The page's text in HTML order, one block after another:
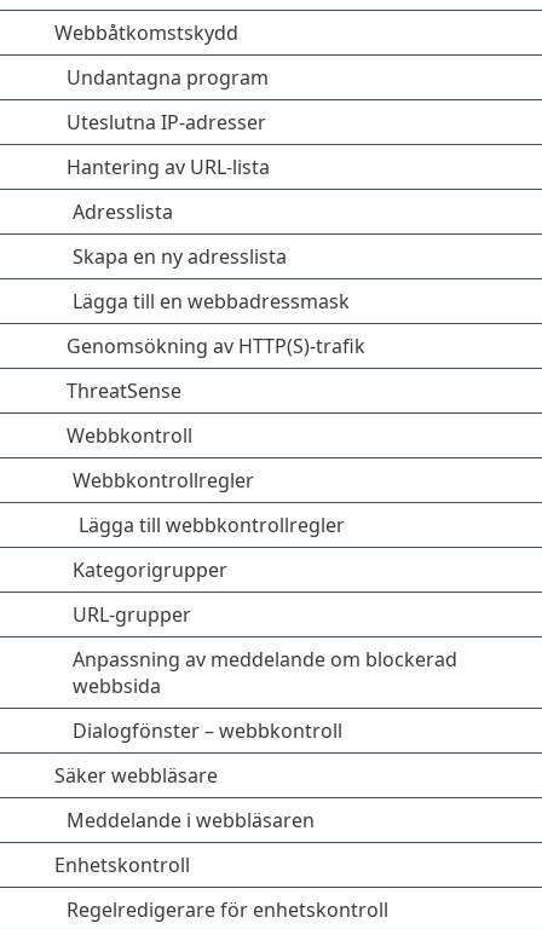
Webbåtkomstskydd
Undantagna program
Uteslutna IP-adresser
Hantering av URL-lista
Adresslista
Skapa en ny adresslista
Lägga till en webbadressmask
Genomsökning av HTTP(S)-trafik
ThreatSense
Webbkontroll
Webbkontrollregler
Lägga till webbkontrollregler
Kategorigrupper
URL-grupper
Anpassning av meddelande om blockerad
webbsida
Dialogfönster – webbkontroll
Säker webbläsare
Meddelande i webbläsaren
Enhetskontroll
Regelredigerare för enhetskontroll